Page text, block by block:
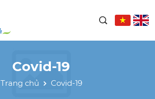
Covid-19
Trang chủ Covid-19